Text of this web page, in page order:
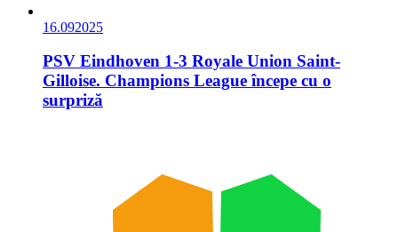
16.092025
PSV Eindhoven 1-3 Royale Union Saint-
Gilloise. Champions League începe cu o
surpriză